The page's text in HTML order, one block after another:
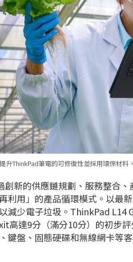
升ThinkPad筆電的可修復性並採用環保材
創新的供應鏈規劃、服務整合
利用」的產品循環模式。以最
減少電子垃圾。ThinkPad L14
高達9分（滿分10分）的初步
鍵盤、固態硬碟和無線網卡等